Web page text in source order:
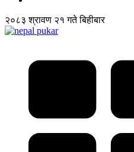
२०८३ श्रावण २१ गते बिहीबार